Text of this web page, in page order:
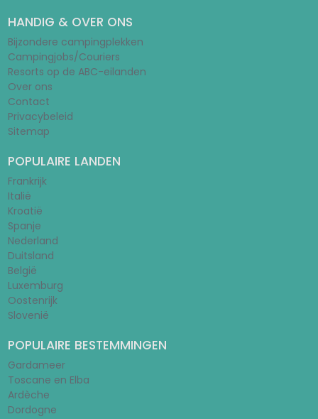
HANDIG & OVER ONS
Bijzondere campingplekken
Campingjobs/Couriers
Resorts op de ABC-eilanden
Over ons
Contact
Privacybeleid
Sitemap
POPULAIRE LANDEN
Frankrijk
Italië
Kroatië
Spanje
Nederland
Duitsland
België
Luxemburg
Oostenrijk
Slovenië
POPULAIRE BESTEMMINGEN
Gardameer
Toscane en Elba
Ardèche
Dordogne